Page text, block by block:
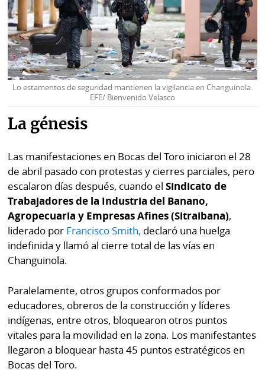
Lo estamentos de seguridad mantienen la vigilancia en Changuinola.
EFE/ Bienvenido Velasco
La génesis
Las manifestaciones en Bocas del Toro iniciaron el 28
de abril pasado con protestas y cierres parciales, pero
escalaron días después, cuando elSindicato de
Trabajadores de la Industria del Banano,
Agropecuaria y Empresas Afines (Sitraibana),
liderado por Francisco Smith, declaró una huelga
indefinida y llamó al cierre total de las vías en
Changuinola.
Paralelamente, otros grupos conformados por
educadores, obreros de la construcción y líderes
indígenas, entre otros, bloquearon otros puntos
vitales para la movilidad en la zona. Los manifestantes
llegaron a bloquear hasta 45 puntos estratégicos en
Bocas del Toro.